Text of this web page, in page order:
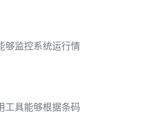
够监控系统运行情
工具能够根据条码